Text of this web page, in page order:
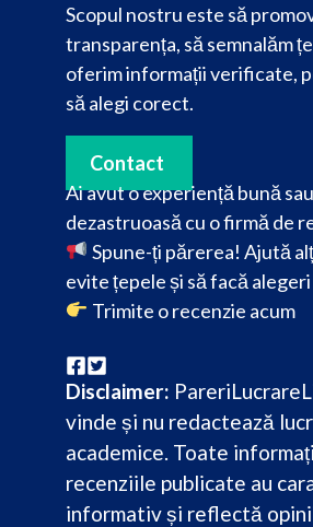
Scopul nostru este să
transparența, să semnalăm
oferim informații verificate,
să alegi corect.
Contact
Ai avut o experiență bună
dezastruoasă cu o firmă de
Spune-ți părerea! Ajută
evite țepele și să facă
Trimite o recenzie acum
Disclaimer:
vinde și nu redactează
academice. Toate
recenziile publicate au
informativ și reflectă